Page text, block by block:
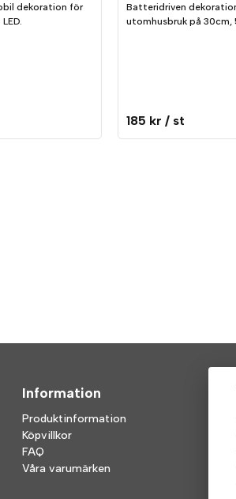
dekoration för
Batteridriven
utomhusbruk på 30cm,
185 kr / st
Information
Produktinformation
Köpvillkor
FAQ
Våra varumärken